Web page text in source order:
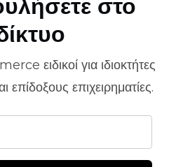
στο
ειδικοί για ιδιοκτήτες
επίδοξους επιχειρηματίες.